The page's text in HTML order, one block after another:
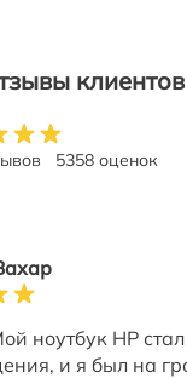
клиентов
5358 оценок
ноутбук HP
и я был на